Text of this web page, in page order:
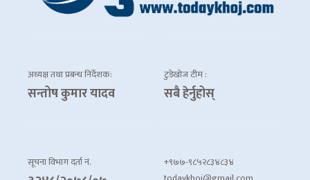
अध्यक्ष तथा प्रबन्ध निर्देशक:
सन्तोष कुमार यादव
टुडेखोज टीम :
सबै हेर्नुहोस्
सूचना विभाग दर्ता नं.
+९७७-९८५२८३४८३४